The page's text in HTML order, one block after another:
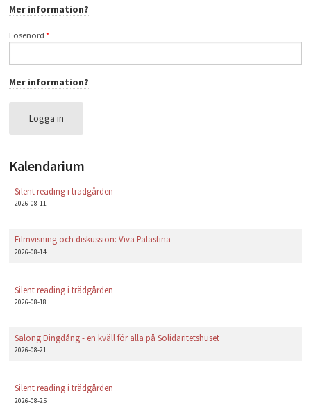
PLAY
Mer information?
Lösenord*
Mer information?
Logga in
Kalendarium
Silent reading i trädgården
2026-08-11
Filmvisning och diskussion: Viva Palästina
2026-08-14
Silent reading i trädgården
2026-08-18
Salong Dingdång - en kväll för alla på Solidaritetshuset
2026-08-21
Silent reading i trädgården
2026-08-25